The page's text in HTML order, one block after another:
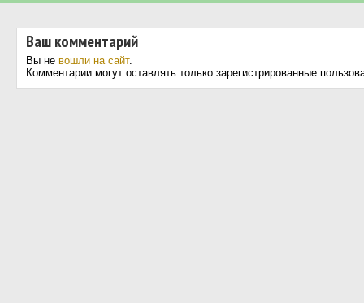
Ваш комментарий
Вы не вошли на сайт.
Комментарии могут оставлять только зарегистрированные